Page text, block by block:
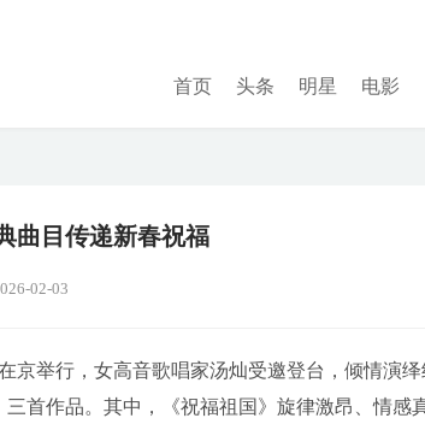
首页 头条 明星 电影
曲目传递新春祝福
02-03
京举行，女高音歌唱家汤灿受邀登台，倾情演
首作品。其中，《祝福祖国》旋律激昂、情感